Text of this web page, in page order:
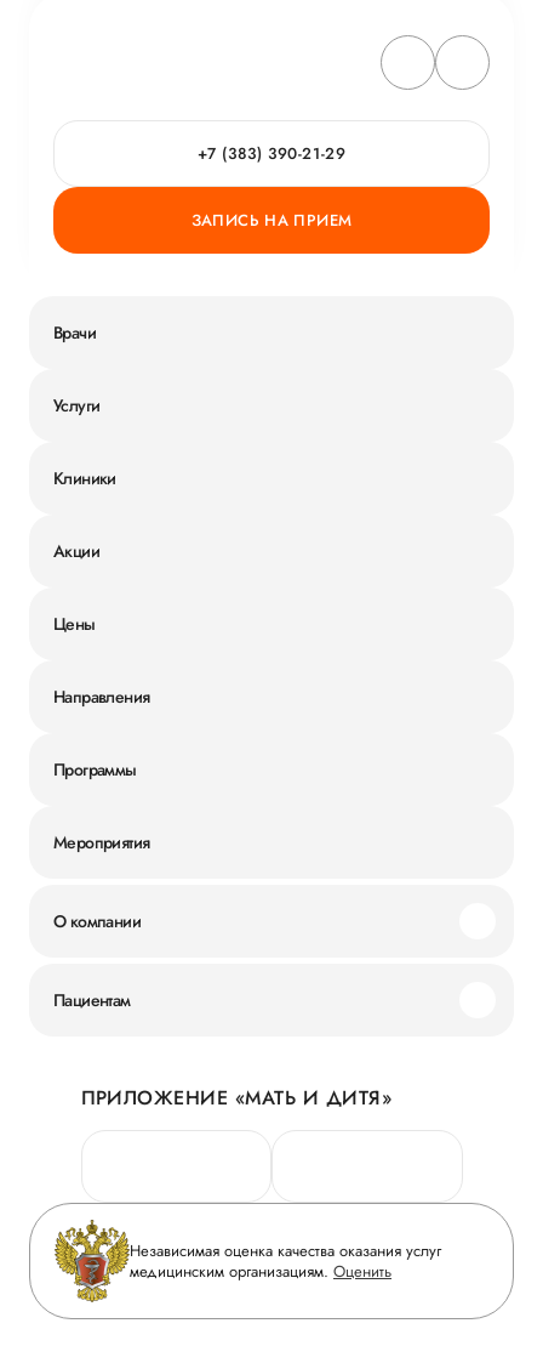
ГОРЯЧАЯ ЛИНИЯ КАЧЕСТВА
+7 (383) 390-21-29
ЗАПИСЬ НА ПРИЕМ
Врачи
Услуги
Клиники
Акции
Цены
Направления
Программы
Мероприятия
О компании
Новости
Руководство
Сотрудничество
Инвесторам
Журнал «Мать и дитя»
Вакансии
Пациентам
Личный кабинет
Персональные данные
Горячая линия качества
Вопрос-ответ
Приложение пациента
Статьи
ПРИЛОЖЕНИЕ «МАТЬ И ДИТЯ»
Независимая оценка качества оказания услуг
медицинским организациям. Оценить